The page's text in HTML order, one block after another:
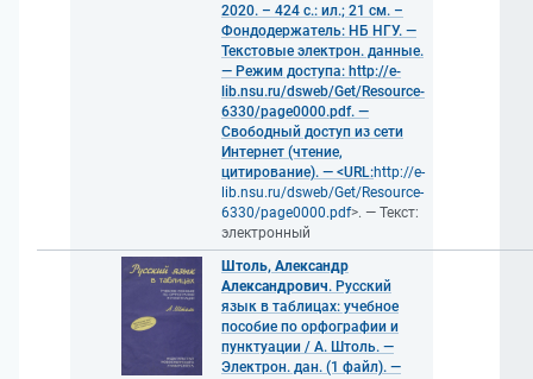
2020. – 424 с.: ил.; 21 см. –
Фондодержатель: НБ НГУ. —
Текстовые электрон. данные.
— Режим доступа: http://e-
lib.nsu.ru/dsweb/Get/Resource-
6330/page0000.pdf. —
Свободный доступ из сети
Интернет (чтение,
цитирование). — <URL:http://e-
lib.nsu.ru/dsweb/Get/Resource-
6330/page0000.pdf>. — Текст:
электронный
Штоль, Александр
Александрович. Русский
язык в таблицах: учебное
пособие по орфографии и
пунктуации / А. Штоль. —
Электрон. дан. (1 файл). —